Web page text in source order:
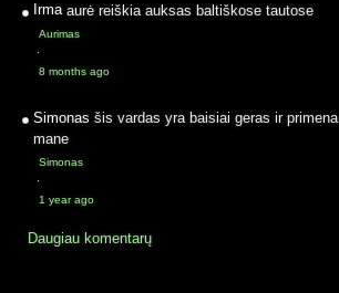
Irma aurė reiškia auksas baltiškose tautose
Aurimas
·
8 months ago
Simonas šis vardas yra baisiai geras ir primena
mane
Simonas
·
1 year ago
Daugiau komentarų